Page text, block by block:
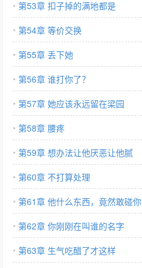
第53章 扣子掉的满地都是
第54章 等价交换
第55章 丢下她
第56章 谁打你了？
第57章 她应该永远留在梁园
第58章 腰疼
第59章 想办法让他厌恶让他腻
第60章 不打算处理
第61章 他什么东西，竟然敢碰你
第62章 你刚刚在叫谁的名字
第63章 生气吃醋了才这样